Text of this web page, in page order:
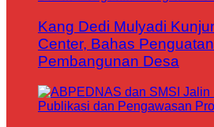
Kang Dedi Mulyadi
Center, Bahas
Pembangunan Desa